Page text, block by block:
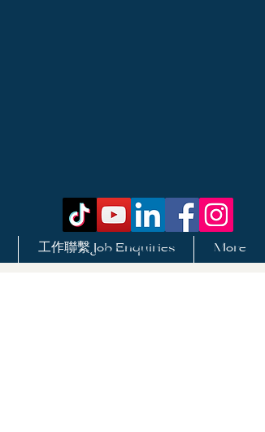
工作聯繫 Job Enquiries More